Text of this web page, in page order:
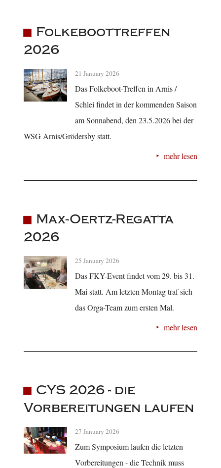
Folkeboottreffen
2026
21 January 2026
Das Folkeboot-Treffen in Arnis /
Schlei findet in der kommenden Saison
am Sonnabend, den 23.5.2026 bei der
WSG Arnis/Grödersby statt.
mehr lesen
Max-Oertz-Regatta
2026
25 January 2026
Das FKY-Event findet vom 29. bis 31.
Mai statt. Am letzten Montag traf sich
das Orga-Team zum ersten Mal.
mehr lesen
CYS 2026 - die
Vorbereitungen laufen
27 January 2026
Zum Symposium laufen die letzten
Vorbereitungen - die Technik muss